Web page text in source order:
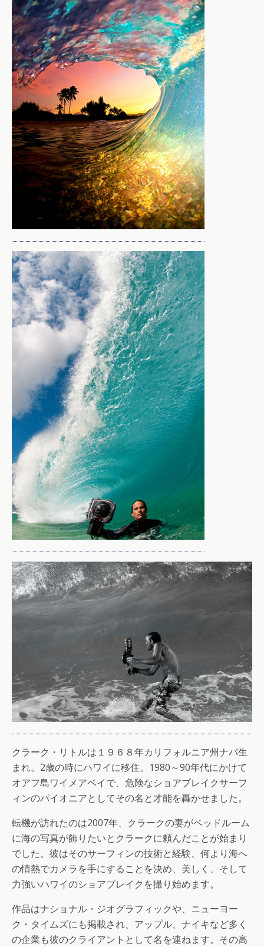
クラーク・リトルは１９６８年カリフォルニア州ナパ生
まれ。2歳の時にハワイに移住。1980～90年代にかけて
オアフ島ワイメアベイで、危険なショアブレイクサーフ
ィンのパイオニアとしてその名と才能を轟かせました。
転機が訪れたのは2007年、クラークの妻がベッドルーム
に海の写真が飾りたいとクラークに頼んだことが始まり
でした。彼はそのサーフィンの技術と経験、何より海へ
の情熱でカメラを手にすることを決め、美しく、そして
力強いハワイのショアブレイクを撮り始めます。
作品はナショナル・ジオグラフィックや、ニューヨー
ク・タイムズにも掲載され、アップル、ナイキなど多く
の企業も彼のクライアントとして名を連ねます。その高